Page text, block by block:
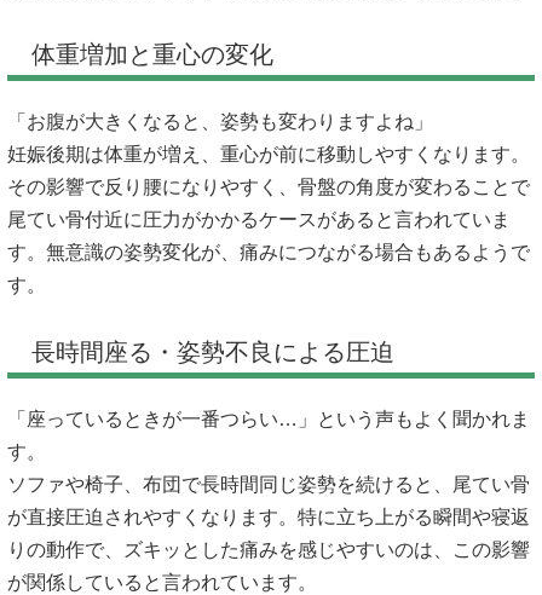
体重増加と重心の変化
「お腹が大きくなると、姿勢も変わりますよね」
妊娠後期は体重が増え、重心が前に移動しやすくなります。
その影響で反り腰になりやすく、骨盤の角度が変わることで
尾てい骨付近に圧力がかかるケースがあると言われていま
す。無意識の姿勢変化が、痛みにつながる場合もあるようで
す。
長時間座る・姿勢不良による圧迫
「座っているときが一番つらい…」という声もよく聞かれま
す。
ソファや椅子、布団で長時間同じ姿勢を続けると、尾てい骨
が直接圧迫されやすくなります。特に立ち上がる瞬間や寝返
りの動作で、ズキッとした痛みを感じやすいのは、この影響
が関係していると言われています。